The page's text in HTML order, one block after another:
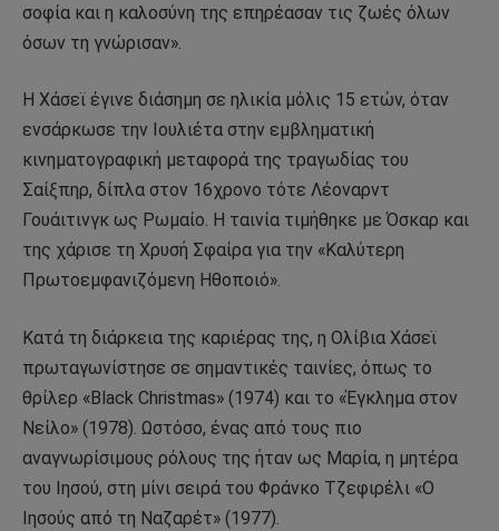
σοφία και η καλοσύνη της επηρέασαν τις ζωές όλων
όσων τη γνώρισαν».
Η Χάσεϊ έγινε διάσημη σε ηλικία μόλις 15 ετών, όταν
ενσάρκωσε την Ιουλιέτα στην εμβληματική
κινηματογραφική μεταφορά της τραγωδίας του
Σαίξπηρ, δίπλα στον 16χρονο τότε Λέοναρντ
Γουάιτινγκ ως Ρωμαίο. Η ταινία τιμήθηκε με Όσκαρ και
της χάρισε τη Χρυσή Σφαίρα για την «Καλύτερη
Πρωτοεμφανιζόμενη Ηθοποιό».
Κατά τη διάρκεια της καριέρας της, η Ολίβια Χάσεϊ
πρωταγωνίστησε σε σημαντικές ταινίες, όπως το
θρίλερ «Black Christmas» (1974) και το «Έγκλημα στον
Νείλο» (1978). Ωστόσο, ένας από τους πιο
αναγνωρίσιμους ρόλους της ήταν ως Μαρία, η μητέρα
του Ιησού, στη μίνι σειρά του Φράνκο Τζεφιρέλι «Ο
Ιησούς από τη Ναζαρέτ» (1977).